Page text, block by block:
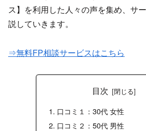
ス】 を利用した人々の声を集め、サ
説していきます。
⇒無料FP相談サービスはこちら
目次
口コミ１：30代 女性
口コミ２：50代 男性